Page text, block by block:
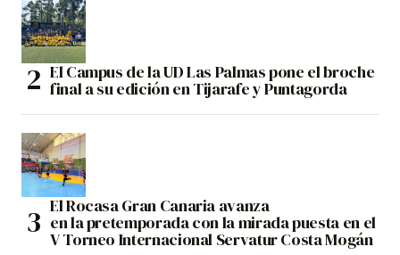
El Campus de la UD Las Palmas pone el broche
final a su edición en Tijarafe y Puntagorda
El Rocasa Gran Canaria avanza
en la pretemporada con la mirada puesta en el
V Torneo Internacional Servatur Costa Mogán